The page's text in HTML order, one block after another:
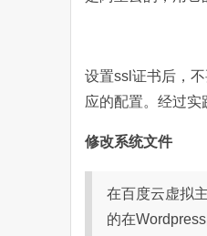
设置ssl证书后，
应的配置。经过实
修改系统文件
在百度云虚拟
的在